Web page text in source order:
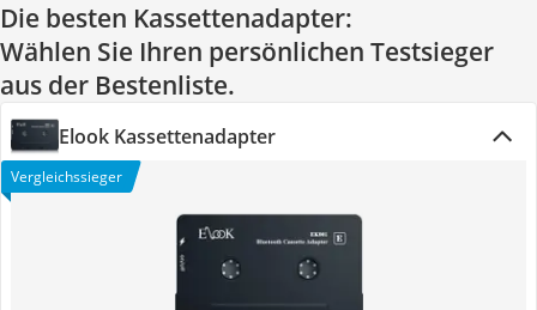
Die besten Kassettenadapter:
Wählen Sie Ihren persönlichen Testsieger
aus der Bestenliste.
Elook Kassettenadapter
Vergleichssieger